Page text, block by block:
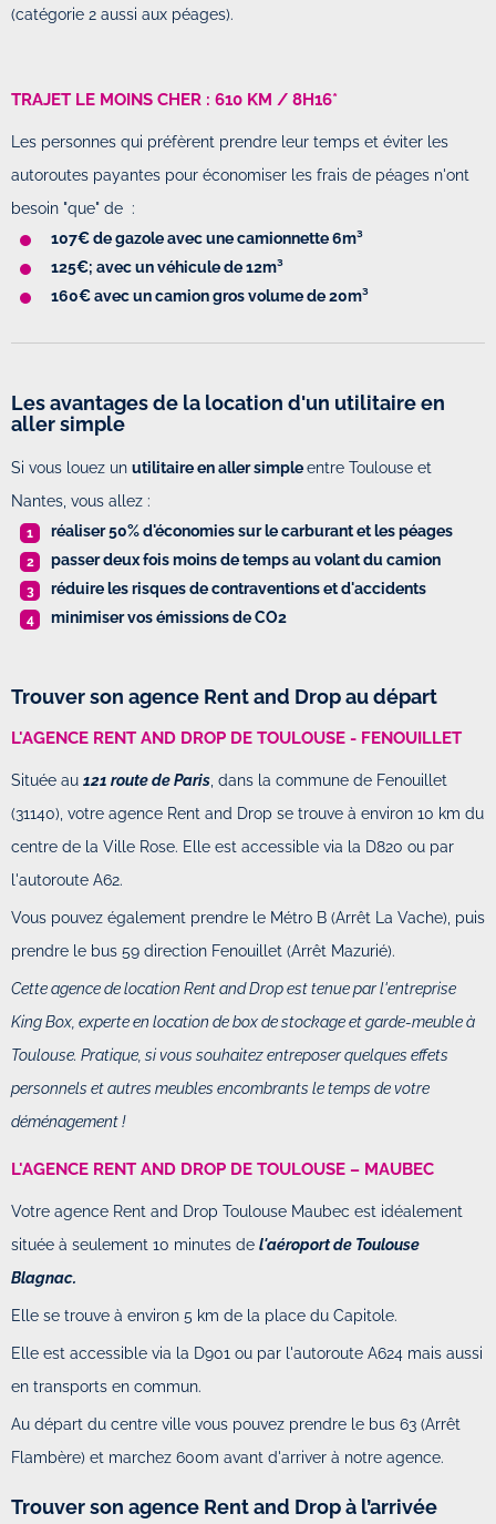
(catégorie 2 aussi aux péages).
TRAJET LE MOINS CHER : 610 KM / 8H16*
Les personnes qui préfèrent prendre leur temps et éviter les
autoroutes payantes pour économiser les frais de péages n'ont
besoin "que" de :
107€ de gazole avec une camionnette 6m³
125€; avec un véhicule de 12m³
160€ avec un camion gros volume de 20m³
Les avantages de la location d'un utilitaire en
aller simple
Si vous louez un utilitaire en aller simpleentre Toulouse et
Nantes, vous allez :
réaliser 50% d'économies sur le carburant et les péages
passer deux fois moins de temps au volant du camion
réduire les risques de contraventions et d'accidents
minimiser vos émissions de CO2
Trouver son agence Rent and Drop au départ
L'AGENCE RENT AND DROP DE TOULOUSE - FENOUILLET
Située au 121 route de Paris, dans la commune de Fenouillet
(31140), votre agence Rent and Drop se trouve à environ 10 km du
centre de la Ville Rose. Elle est accessible via la D820 ou par
l'autoroute A62.
Vous pouvez également prendre le Métro B (Arrêt La Vache), puis
prendre le bus 59 direction Fenouillet (Arrêt Mazurié).
Cette agence de location Rent and Drop est tenue par l'entreprise
King Box, experte en location de box de stockage et garde-meuble à
Toulouse. Pratique, si vous souhaitez entreposer quelques effets
personnels et autres meubles encombrants le temps de votre
déménagement !
L'AGENCE RENT AND DROP DE TOULOUSE – MAUBEC
Votre agence Rent and Drop Toulouse Maubec est idéalement
située à seulement 10 minutes de l'aéroport de Toulouse
Blagnac.
Elle se trouve à environ 5 km de la place du Capitole.
Elle est accessible via la D901 ou par l'autoroute A624 mais aussi
en transports en commun.
Au départ du centre ville vous pouvez prendre le bus 63 (Arrêt
Flambère) et marchez 600m avant d'arriver à notre agence.
Trouver son agence Rent and Drop à l’arrivée